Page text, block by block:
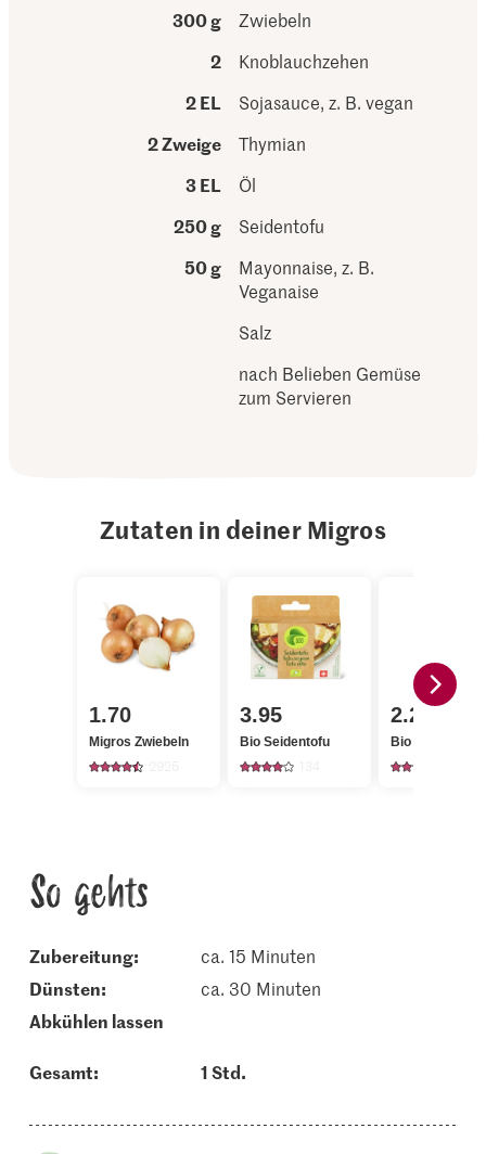
300 g
Zwiebeln
2
Knoblauchzehen
2 EL
Sojasauce, z. B. vegan
2 Zweige
Thymian
3 EL
Öl
250 g
Seidentofu
50 g
Mayonnaise, z. B.
Veganaise
Salz
nach Belieben Gemüse
zum Servieren
Zutaten in deiner Migros
1.70
Migros Zwiebeln
3.95
Bio Seidentofu
2.20
Bio Thymian
So gehts
Zubereitung:
ca. 15 Minuten
dünsten:
ca. 30 Minuten
abkühlen lassen
Gesamt: 1 Std.